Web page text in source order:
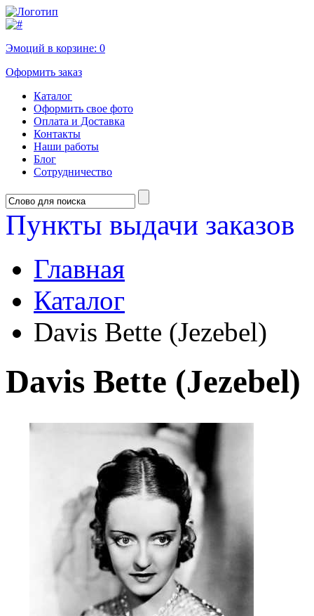
Эмоций в корзине: 0
Оформить заказ
Каталог
Оформить свое фото
Оплата и Доставка
Контакты
Наши работы
Блог
Сотрудничество
Пункты выдачи заказов
Главная
Каталог
Davis Bette (Jezebel)
Davis Bette (Jezebel)